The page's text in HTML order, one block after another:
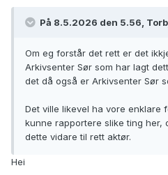
På 8.5.2026 den 5.56,
Om eg forstår det rett er det
Arkivsenter Sør som har lagt
det då også er Arkivsenter Sør
Det ville likevel ha vore enklare
kunne rapportere slike ting her,
dette vidare til rett aktør.
Hei